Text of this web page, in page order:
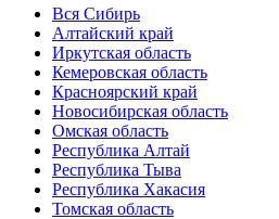
Вся Сибирь
Алтайский край
Иркутская область
Кемеровская область
Красноярский край
Новосибирская область
Омская область
Республика Алтай
Республика Тыва
Республика Хакасия
Томская область